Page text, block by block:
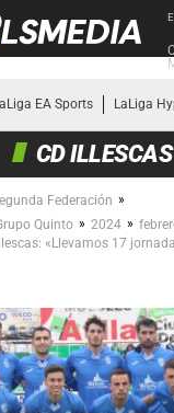
EA Sports LaLiga
CD ILLESCAS
Federación »
Quinto » 2024 »
«Llevamos 17